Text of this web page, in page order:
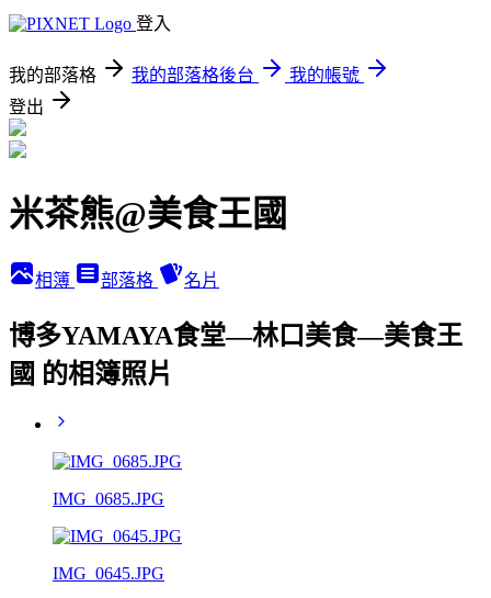
登入
我的部落格 我的部落格後台
我的帳號
登出
米茶熊@美食王國
相簿 部落格 名片
博多YAMAYA食堂—林口美食—美食王
國 的相簿照片
IMG_0685.JPG
IMG_0645.JPG